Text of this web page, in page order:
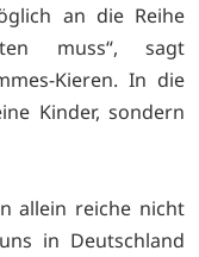
an die Reihe
muss“, sagt
Kieren. In die
Kinder, sondern
allein reiche nicht
in Deutschland